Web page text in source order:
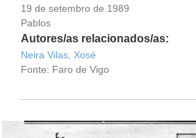
19 de setembro de 1989
Pablos
Autores/as relacionados/as:
Neira Vilas, Xosé
Fonte: Faro de Vigo